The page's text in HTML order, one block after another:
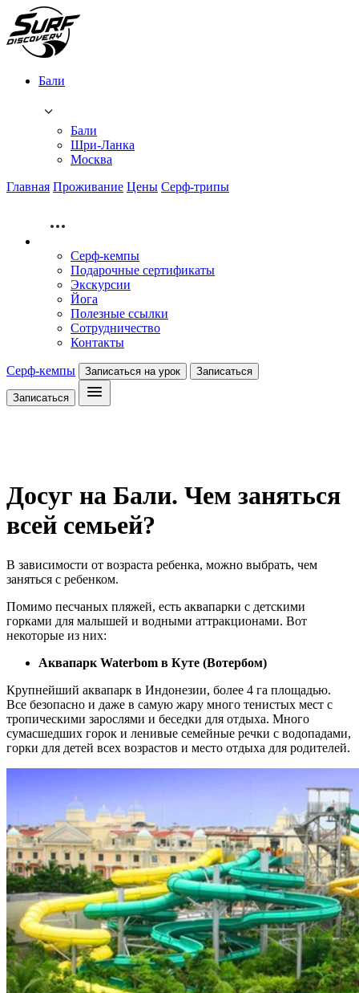
Бали
Бали
Шри-Ланка
Москва
Главная Проживание Цены Серф-трипы
Серф-кемпы
Подарочные сертификаты
Экскурсии
Йога
Полезные ссылки
Сотрудничество
Контакты
Серф-кемпы Записаться на урок Записаться
Записаться
Досуг на Бали. Чем заняться
всей семьей?
В зависимости от возраста ребенка, можно выбрать, чем
заняться с ребенком.
Помимо песчаных пляжей, есть аквапарки с детскими
горками для малышей и водными аттракционами. Вот
некоторые из них:
Аквапарк Waterbom в Куте (Вотербом)
Крупнейший аквапарк в Индонезии, более 4 га площадью.
Все безопасно и даже в самую жару много тенистых мест с
тропическими зарослями и беседки для отдыха. Много
сумасшедших горок и ленивые семейные речки с водопадами,
горки для детей всех возрастов и место отдыха для родителей.